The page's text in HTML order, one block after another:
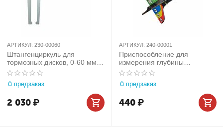
АРТИКУЛ: 230-00060
Штангенциркуль для
тормозных дисков, 0-60 мм
МАСТАК 230-00060
предзаказ
2 030₽
АРТИКУЛ: 240-00001
Приспособление для
измерения глубины
протектора МАСТАК 240-
00001
предзаказ
440₽